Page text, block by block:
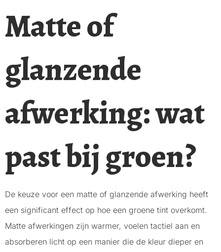
Matte of
glanzende
afwerking: wat
past bij groen?
De keuze voor een matte of glanzende afwerking heeft
een significant effect op hoe een groene tint overkomt.
Matte afwerkingen zijn warmer, voelen tactiel aan en
absorberen licht op een manier die de kleur dieper en